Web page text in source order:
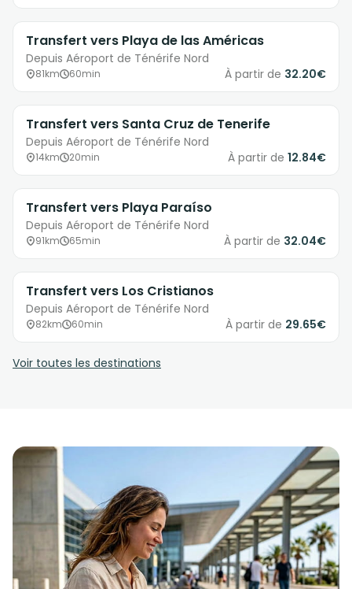
Transfert vers Playa de las Américas
Depuis Aéroport de Ténérife Nord
81km 60min À partir de 32.20€
Transfert vers Santa Cruz de Tenerife
Depuis Aéroport de Ténérife Nord
14km 20min À partir de 12.84€
Transfert vers Playa Paraíso
Depuis Aéroport de Ténérife Nord
91km 65min À partir de 32.04€
Transfert vers Los Cristianos
Depuis Aéroport de Ténérife Nord
82km 60min À partir de 29.65€
Voir toutes les destinations